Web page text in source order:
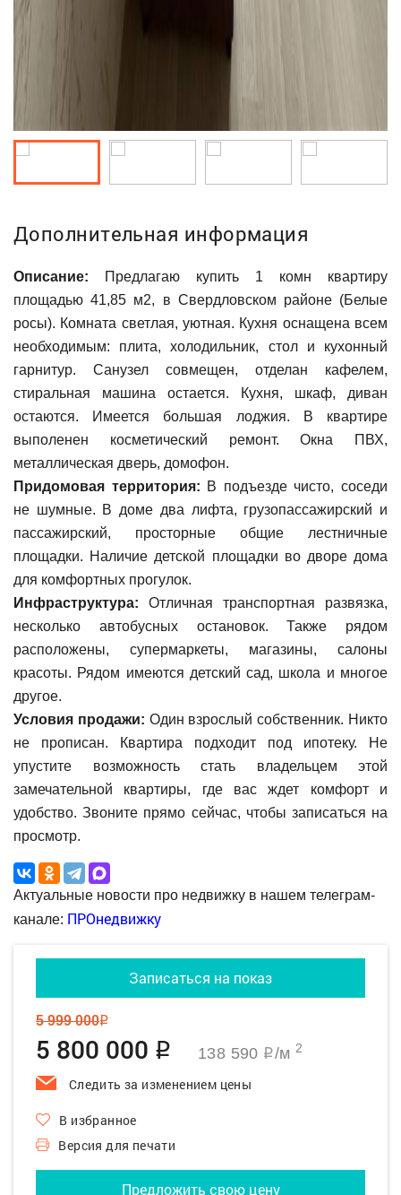
Дополнительная информация
Описание: Пpедлагаю купить 1 комн квартиру
площадью 41,85 м2, в Свердловском районе (Белые
росы). Комната светлая, уютная. Кухня оснащена всем
необходимым: плита, холодильник, стол и кухонный
гарнитур. Санузел совмещен, отделан кафелем,
стиральная машина остается. Кухня, шкаф, диван
остаются. Имеется большая лоджия. В квартире
выполенен косметический ремонт. Окна ПВХ,
металлическая дверь, домофон.
Придомовая территория: В подъезде чисто, соседи
не шумные. В доме два лифта, грузопассажирский и
пассажирский, просторные общие лестничные
площадки. Наличие детской площадки во дворе дома
для комфортных прогулок.
Инфраструктура: Отличная транспортная развязка,
несколько автобусных остановок. Также рядом
расположены, супермаркеты, магазины, салоны
красоты. Рядом имеются детский сад, школа и многое
другое.
Условия продажи: Один взрослый собственник. Никто
не прописан. Квартира подходит под ипотеку. Не
упустите возможность стать владельцем этой
замечательной квартиры, где вас ждет комфорт и
удобство. Звоните прямо сейчас, чтобы записаться на
просмотр.
Актуальные новости про недвижку в нашем телеграм-
канале: ПРОнедвижку
Записаться на показ
5 999 000q
5 800 000 q 138 590 q/м 2
Следить за изменением цены
В избранное
Версия для печати
Предложить свою цену